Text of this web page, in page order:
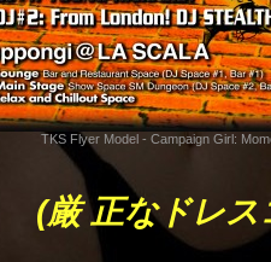
TKS Flyer Model -
(厳 正なドレ